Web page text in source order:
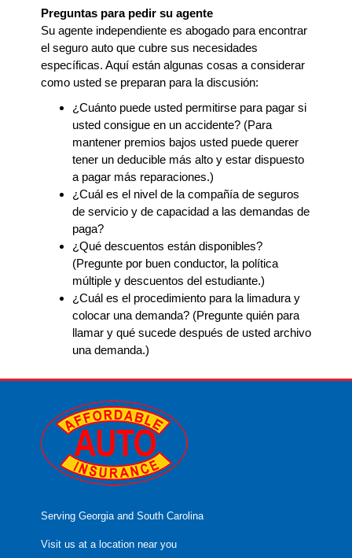
Preguntas para pedir su agente
Su agente independiente es abogado para encontrar
el seguro auto que cubre sus necesidades
específicas. Aquí están algunas cosas a considerar
como usted se preparan para la discusión:
¿Cuánto puede usted permitirse para pagar si
usted consigue en un accidente? (Para
mantener premios bajos usted puede querer
tener un deducible más alto y estar dispuesto
a pagar más reparaciones.)
¿Cuál es el nivel de la compañía de seguros
de servicio y de capacidad a las demandas de
paga?
¿Qué descuentos están disponibles?
(Pregunte por buen conductor, la política
múltiple y descuentos del estudiante.)
¿Cuál es el procedimiento para la limadura y
colocar una demanda? (Pregunte quién para
llamar y qué sucede después de usted archivo
una demanda.)
Serving Georgia and South Carolina
Visit us at a location near you